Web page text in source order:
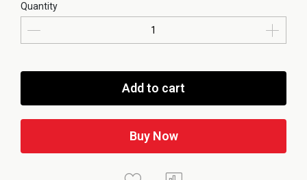
Quantity
Add to cart
Buy Now